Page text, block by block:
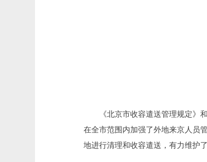
《北京市收容遣送管理规定》和
在全市范围内加强了外地来京人员
地进行清理和收容遣送，有力维护